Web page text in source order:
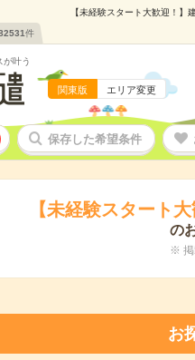
【未経験スタート大歓迎！
件
が叶う
関東版 エリア変更
保存した希望条件
【未経験スタート
の
※ 掲
お